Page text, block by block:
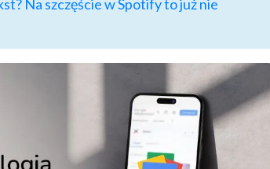
Na szczęście w Spotify to już nie